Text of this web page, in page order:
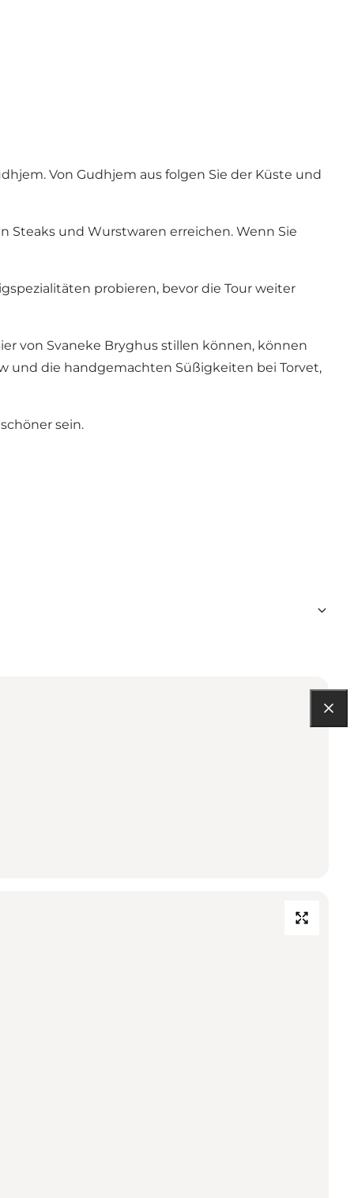
Von Gudhjem aus folgen Sie der Küste und
Steaks und Wurstwaren erreichen. Wenn Sie
probieren, bevor die Tour weiter
von Svaneke Bryghus stillen können, können
und die handgemachten Süßigkeiten bei Torvet,
sein.